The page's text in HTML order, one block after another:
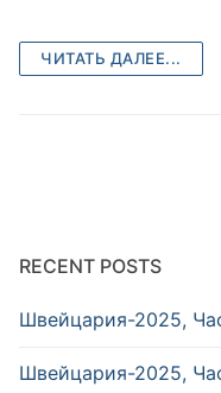
ЧИТАТЬ ДАЛЕЕ...
RECENT POSTS
Швейцария-2025,
Швейцария-2025,